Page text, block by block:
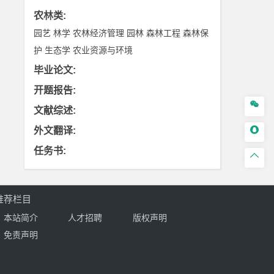
农林类:
园艺 林学 农林经济管理 园林 森林工程 森林保
护 生态学 农业资源与环境
毕业论文:
开题报告:
文献综述:
外文翻译:
任务书:



荐栏目
本站简介 人才招聘
版权声明
免责声明